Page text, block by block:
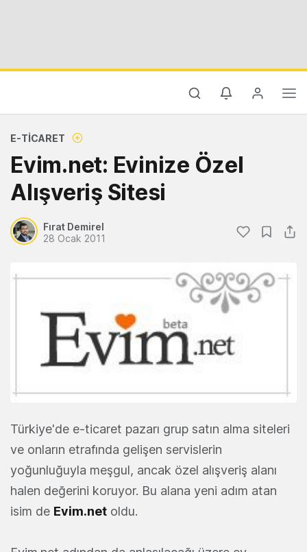
E-TICARET
Evim.net: Evinize Özel
Alışveriş Sitesi
Fırat Demirel
28 Ocak 2011
Türkiye'de e-ticaret pazarı grup satın alma siteleri
ve onların etrafında gelişen servislerin
yoğunluğuyla meşgul, ancak özel alışveriş alanı
halen değerini koruyor. Bu alana yeni adım atan
isim de Evim.net oldu.